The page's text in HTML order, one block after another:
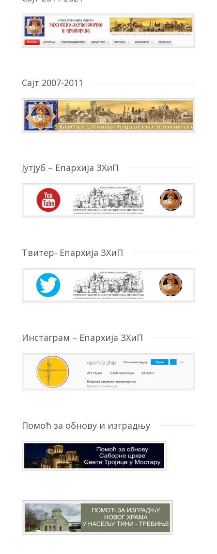
Сајт 2007-2011
Јутјуб – Епархија ЗХиП
Твитер- Епархија ЗХиП
Инстаграм – Епархија ЗХиП
Помоћ за обнову и изградњу